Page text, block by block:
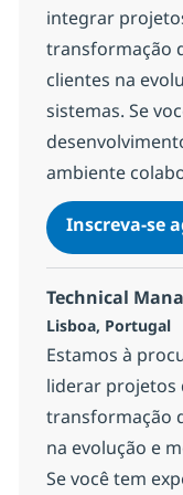
integrar
transformação
clientes na
sistemas. Se
ambiente
Inscreva-se
Technical
Localização
Lisboa, Portugal
Estamos à
liderar projetos
transformação
na evolução e
Se você tem